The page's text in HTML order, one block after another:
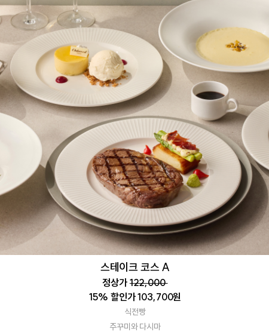
스테이크 코스 A
정상가122,000
15% 할인가 103,700원
식전빵
주꾸미와 다시마